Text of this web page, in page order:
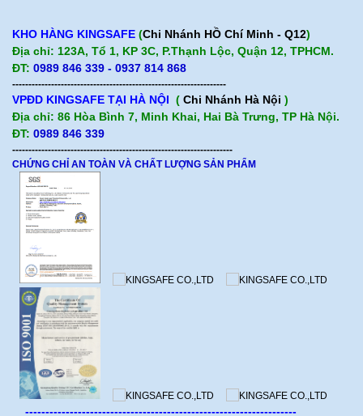
KHO HÀNG KINGSAFE (Chi Nhánh HỒ Chí Minh - Q12)
Địa chỉ: 123A, Tổ 1, KP 3C, P.Thạnh Lộc, Quận 12, TPHCM.
ĐT: 0989 846 339 - 0937 814 868
------------------------------------------------------------------
VPĐD KINGSAFE TẠI HÀ NỘI ( Chi Nhánh Hà Nội )
Địa chỉ: 86 Hòa Bình 7, Minh Khai, Hai Bà Trưng, TP Hà Nội.
ĐT: 0989 846 339
--------------------------------------------------------------------
CHỨNG CHỈ AN TOÀN VÀ CHẤT LƯỢNG SẢN PHẨM
-------------------------------------------------------------------